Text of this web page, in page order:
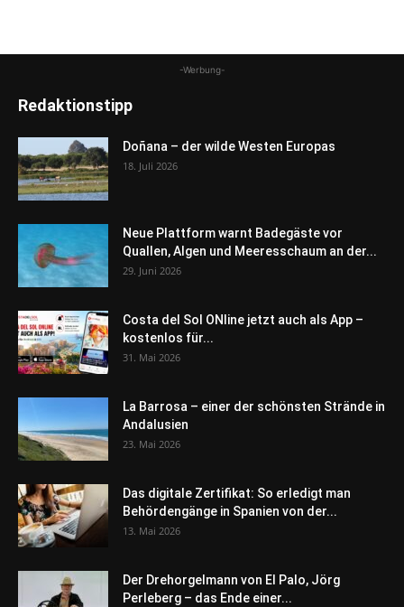
-Werbung-
Redaktionstipp
Doñana – der wilde Westen Europas
18. Juli 2026
Neue Plattform warnt Badegäste vor
Quallen, Algen und Meeresschaum an der...
29. Juni 2026
Costa del Sol ONline jetzt auch als App –
kostenlos für...
31. Mai 2026
La Barrosa – einer der schönsten Strände in
Andalusien
23. Mai 2026
Das digitale Zertifikat: So erledigt man
Behördengänge in Spanien von der...
13. Mai 2026
Der Drehorgelmann von El Palo, Jörg
Perleberg – das Ende einer...